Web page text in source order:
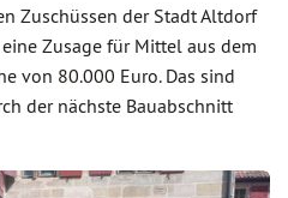
Zuschüssen der Stadt Altdorf
Zusage für Mittel aus dem
von 80.000 Euro. Das sind
der nächste Bauabschnitt